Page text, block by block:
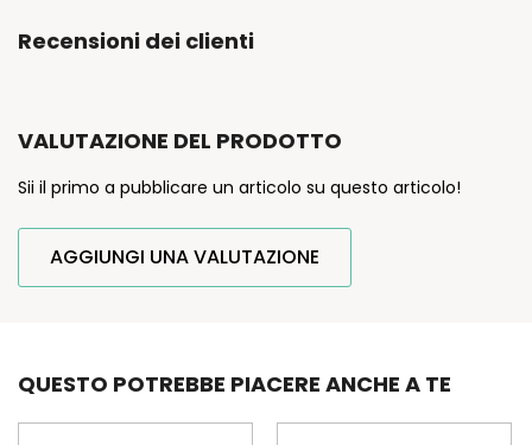
Recensioni dei clienti
VALUTAZIONE DEL PRODOTTO
Sii il primo a pubblicare un articolo su questo articolo!
AGGIUNGI UNA VALUTAZIONE
QUESTO POTREBBE PIACERE ANCHE A TE